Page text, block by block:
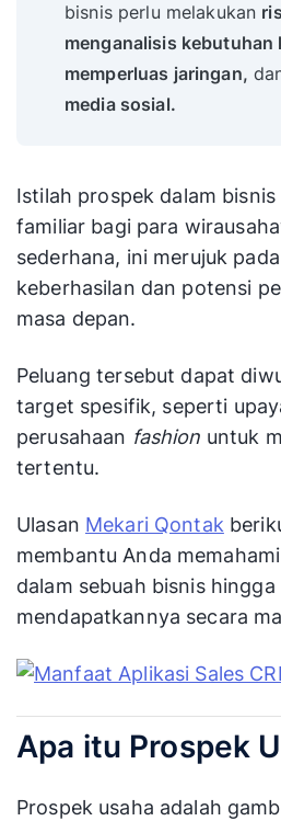
bisnis perlu melakukan
menganalisis kebutuhan
memperluas jaringan,
media sosial.
Istilah prospek dalam
familiar bagi para
sederhana, ini merujuk
keberhasilan dan potensi
masa depan.
Peluang tersebut dapat
target spesifik, seperti
perusahaan fashion untuk
tertentu.
Ulasan Mekari Qontak
membantu Anda
dalam sebuah bisnis hingga
mendapatkannya secara
Apa itu Prospek
Prospek usaha adalah